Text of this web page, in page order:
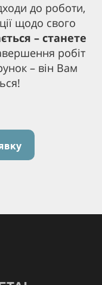
до роботи,
щодо свого
– станете
робіт
– він Вам